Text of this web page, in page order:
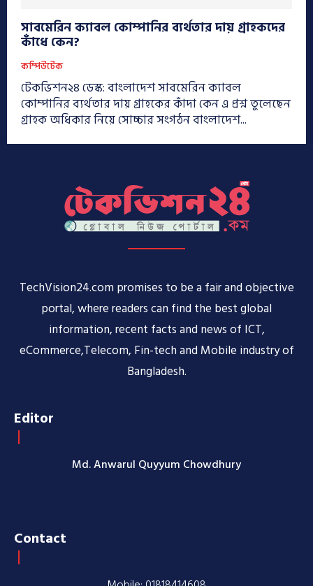
সাবমেরিন ক্যাবল কোম্পানির ব্যর্থতার দায় গ্রাহকদের
কাঁধে কেন?
কম্পিউটেক
টেকভিশন২৪ ডেস্ক: বাংলাদেশ সাবমেরিন ক্যাবল
কোম্পানির ব্যর্থতার দায় গ্রাহকের কাঁদা কেন এ প্রশ্ন তুলেছেন
গ্রাহক অধিকার নিয়ে সোচ্চার সংগঠন বাংলাদেশ...
TechVision24.com promises to be a fair and objective
portal, where readers can find the best global
information, recent facts and news of ICT,
eCommerce,Telecom, Fin-tech and Mobile industry of
Bangladesh.
Editor
Md. Anwarul Quyyum Chowdhury
Contact